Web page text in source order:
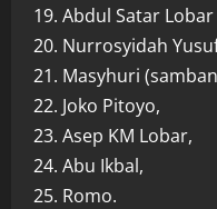
19. Abdul Satar Lobar
20. Nurrosyidah
21. Masyhuri
22. Joko Pitoyo,
23. Asep KM Lobar,
24. Abu Ikbal,
25. Romo.